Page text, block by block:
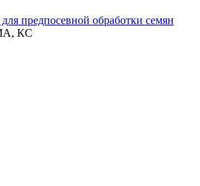
предпосевной обработки семян
КС